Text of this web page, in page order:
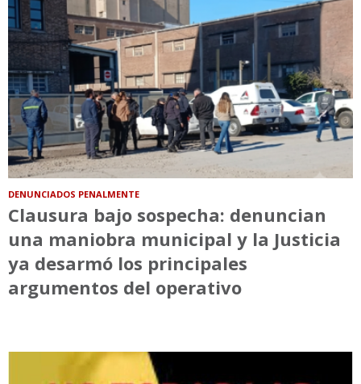
DENUNCIADOS PENALMENTE
Clausura bajo sospecha: denuncian
una maniobra municipal y la Justicia
ya desarmó los principales
argumentos del operativo